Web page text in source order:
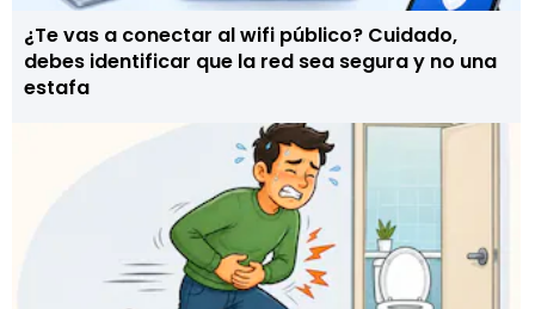
¿Te vas a conectar al wifi público? Cuidado,
debes identificar que la red sea segura y no una
estafa